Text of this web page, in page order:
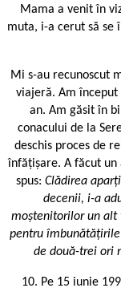
Mama a venit în
muta, i-a cerut să se
Mi s-au recunoscut
viajeră. Am
an. Am găsit în
conacului de la
deschis proces de
înfățișare. A făcut
spus: Clădirea
decenii, i-a
moștenitorilor un alt
pentru
de două-trei ori
10. Pe 15 iunie